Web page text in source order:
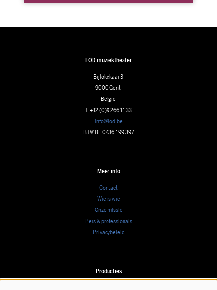
LOD muziektheater
Bijlokekaai 3
9000 Gent
België
T. +32 (0)9 266 11 33
info@lod.be
BTW BE 0436.199.397
Meer info
Contact
Wie is wie
Onze missie
Pers & professionals
Privacybeleid
Producties